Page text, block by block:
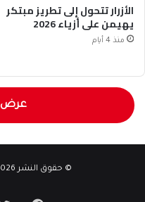
الأزرار تتحول إلى تطريز مبتكر
يهيمن على أزياء 2026
منذ 4 أيام
عرض
© حقوق النشر 2026، جميع الحقوق محفوظة